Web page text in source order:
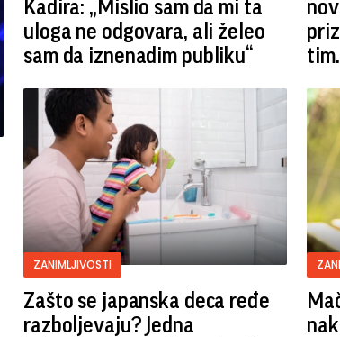
Kadira: „Mislio sam da mi ta
uloga ne odgovara, ali želeo
sam da iznenadim publiku“
ZANIMLJIVOSTI
Zašto se japanska deca ređe
razboljevaju? Jedna